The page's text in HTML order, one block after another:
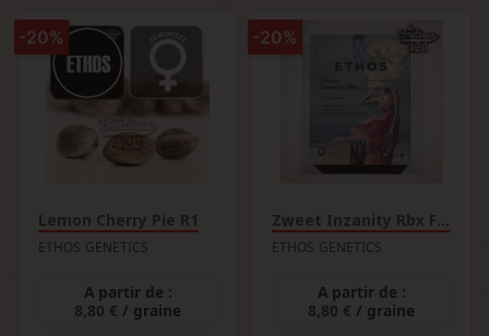
Lemon Cherry Pie R1
ETHOS GENETICS
A partir de :
8,80 € / graine
-20%
Zweet Inzanity Rbx Féminisée
ETHOS GENETICS
A partir de :
8,80 € / graine
-20%